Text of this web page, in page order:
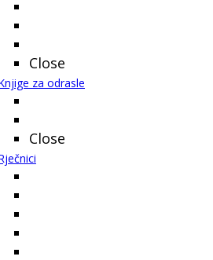
Close
za odrasle
Close